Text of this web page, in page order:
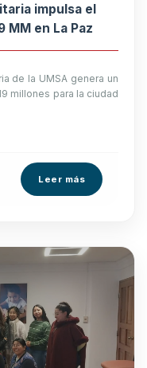
impulsa el
MM en La Paz
de la UMSA genera un
millones para la ciudad
Leer más